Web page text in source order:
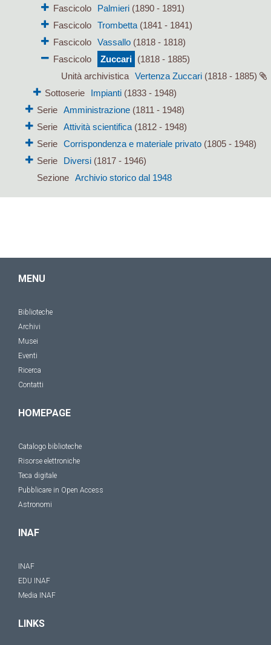
Fascicolo
Palmieri(1890 - 1891)
Fascicolo
Trombetta(1841 - 1841)
Fascicolo
Vassallo(1818 - 1818)
Fascicolo
Zuccari
(1818 - 1885)
Unità archivistica Vertenza Zuccari(1818 - 1885)
Sottoserie
Impianti (1833 - 1948)
Serie Amministrazione(1811 - 1948)
Serie Attività scientifica(1812 - 1948)
Serie Corrispondenza e materiale privato(1805 - 1948)
Serie
Diversi(1817 - 1946)
Sezione Archivio storico dal 1948
MENU
Biblioteche
Archivi
Musei
Eventi
Ricerca
Contatti
HOMEPAGE
Catalogo biblioteche
Risorse elettroniche
Teca digitale
Pubblicare in Open Access
Astronomi
INAF
INAF
EDU INAF
Media INAF
LINKS